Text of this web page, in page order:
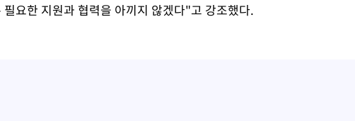
요한 지원과 협력을 아끼지 않겠다"고 강조했다.